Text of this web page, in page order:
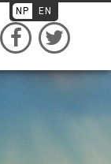
NP EN